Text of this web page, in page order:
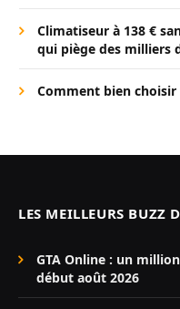
Climatiseur à 138 €
qui piège des milliers
Comment bien
LES MEILLEURS BUZZ
GTA Online : un
début août 2026